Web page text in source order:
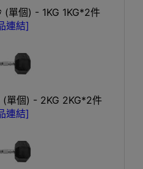
(單個) - 1KG 1KG*2件
連結]
(單個) - 2KG 2KG*2件
連結]